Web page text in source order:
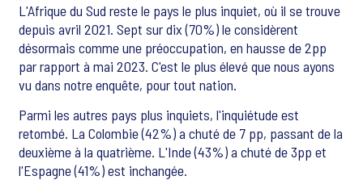
L'Afrique du Sud reste le pays le plus inquiet, où il se trouve
depuis avril 2021. Sept sur dix (70%) le considèrent
désormais comme une préoccupation, en hausse de 2pp
par rapport à mai 2023. C'est le plus élevé que nous ayons
vu dans notre enquête, pour tout nation.
Parmi les autres pays plus inquiets, l'inquiétude est
retombé. La Colombie (42%) a chuté de 7 pp, passant de la
deuxième à la quatrième. L'Inde (43%) a chuté de 3pp et
l'Espagne (41%) est inchangée.